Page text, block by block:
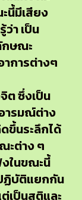
นี้มีเสียง
า เป็น
กษณะ
การต่างๆ
ต ซึ่งเป็น
ารมณ์ต่าง
ขึ้นระลึกได้
ะต่าง ๆ
ในขณะนี้
ฏิบัติแยกกัน
เป็นสติและ